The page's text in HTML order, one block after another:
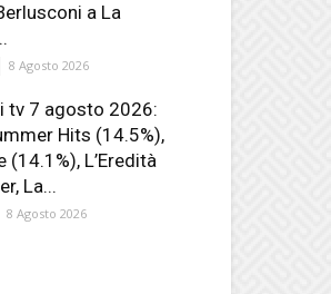
a La
8 Agosto 2026
tv 7 agosto 2026:
Hits (14.5%),
(14.1%), L’Eredità
La...
8 Agosto 2026